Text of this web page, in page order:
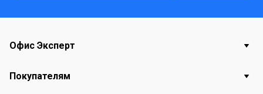
Офис Эксперт
Покупателям